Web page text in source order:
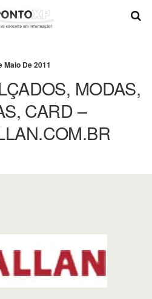
Maio De 2011
MODAS,
CARD –